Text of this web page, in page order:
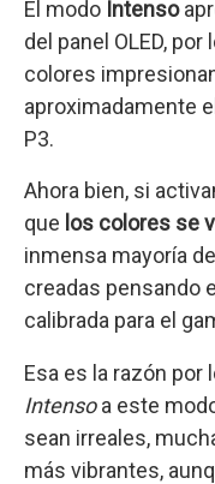
El modo Intenso
del panel OLED,
colores
aproximadamente
P3.
Ahora bien, si
que los colores se
inmensa mayoría
creadas pensando
calibrada para el
Esa es la razón por
Intensoa este
sean irreales,
más vibrantes,